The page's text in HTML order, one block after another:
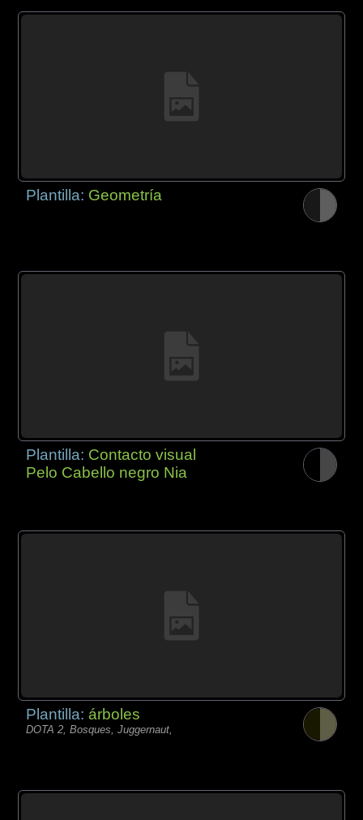
Plantilla: Geometría
Plantilla: Contacto visual
Pelo Cabello negro Nia
Plantilla:árboles
DOTA 2, Bosques, Juggernaut,